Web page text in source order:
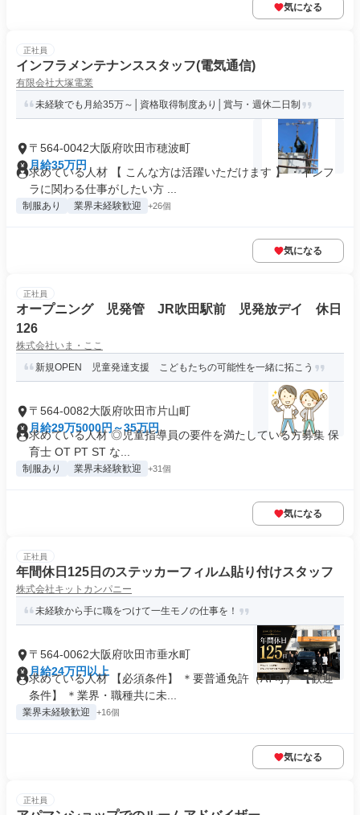
気になる
正社員
インフラメンテナンススタッフ(電気通信)
有限会社大塚電業
未経験でも月給35万～│資格取得制度あり│賞与・週休二日制
〒564-0042大阪府吹田市穂波町
月給35万円
求めている人材 【 こんな方は活躍いただけます 】 ・インフ
ラに関わる仕事がしたい方 ...
制服あり 業界未経験歓迎 +26個
気になる
正社員
オープニング 児発管 JR吹田駅前 児発放デイ 休日
126
株式会社いま・ここ
新規OPEN 児童発達支援 こどもたちの可能性を一緒に拓こう
〒564-0082大阪府吹田市片山町
月給29万5000円～35万円
求めている人材 ◎児童指導員の要件を満たしている方募集 保
育士 OT PT ST な...
制服あり 業界未経験歓迎 +31個
気になる
正社員
年間休日125日のステッカーフィルム貼り付けスタッフ
株式会社キットカンパニー
未経験から手に職をつけて一生モノの仕事を！
〒564-0062大阪府吹田市垂水町
月給24万円以上
求めている人材 【必須条件】 ＊要普通免許（AT可） 【歓迎
条件】 ＊業界・職種共に未...
業界未経験歓迎 +16個
気になる
正社員